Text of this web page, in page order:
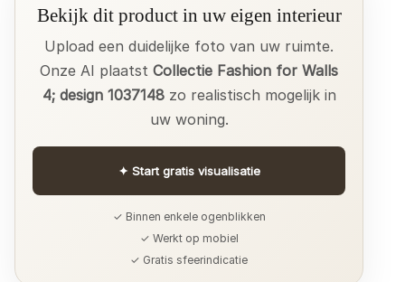
Bekijk dit product in uw eigen interieur
Upload een duidelijke foto van uw ruimte.
Onze AI plaatst Collectie Fashion for Walls
4; design 1037148zo realistisch mogelijk in
uw woning.
✦ Start gratis visualisatie
✓ Binnen enkele ogenblikken
✓ Werkt op mobiel
✓ Gratis sfeerindicatie